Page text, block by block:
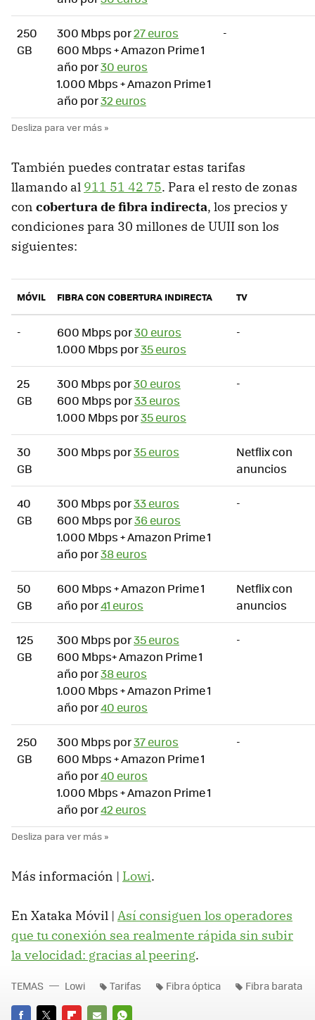
250
GB
300 Mbps por27 euros
600 Mbps + Amazon Prime 1
año por30 euros
1.000 Mbps + Amazon Prime 1
año por32 euros
-
También puedes contratar estas tarifas
llamando al 911 51 42 75. Para el resto de zonas
con cobertura de fibra indirecta, los precios y
condiciones para 30 millones de UUII son los
siguientes:
MÓVIL FIBRA CON COBERTURA INDIRECTA TV
- 600 Mbps por30 euros
1.000 Mbps por35 euros
-
25
GB
300 Mbps por30 euros
600 Mbps por33 euros
1.000 Mbps por35 euros
-
30
GB
300 Mbps por35 euros
Netflix con
anuncios
40
GB
300 Mbps por33 euros
600 Mbps por36 euros
1.000 Mbps + Amazon Prime 1
año por38 euros
-
50
GB
600 Mbps + Amazon Prime 1
año por41 euros
Netflix con
anuncios
125
GB
300 Mbps por35 euros
600 Mbps+ Amazon Prime 1
año por38 euros
1.000 Mbps + Amazon Prime 1
año por40 euros
-
250
GB
300 Mbps por37 euros
600 Mbps + Amazon Prime 1
año por40 euros
1.000 Mbps + Amazon Prime 1
año por42 euros
-
Más información | Lowi.
En Xataka Móvil | Así consiguen los operadores
que tu conexión sea realmente rápida sin subir
la velocidad: gracias al peering.
TEMAS Lowi Tarifas Fibra óptica Fibra barata